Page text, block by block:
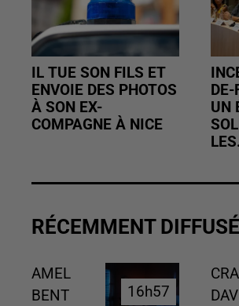
IL TUE SON FILS ET
ENVOIE DES PHOTOS
À SON EX-
COMPAGNE À NICE
UN
RÉCEMMENT DIFFUSÉ
AMEL
BENT
16h57
16h57